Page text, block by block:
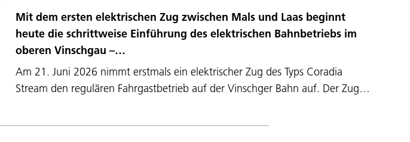
Mit dem ersten elektrischen Zug zwischen Mals und Laas beginnt
heute die schrittweise Einführung des elektrischen Bahnbetriebs im
oberen Vinschgau –…
Am 21. Juni 2026 nimmt erstmals ein elektrischer Zug des Typs Coradia
Stream den regulären Fahrgastbetrieb auf der Vinschger Bahn auf. Der Zug…